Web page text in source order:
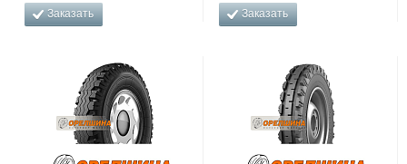
Заказать Заказать